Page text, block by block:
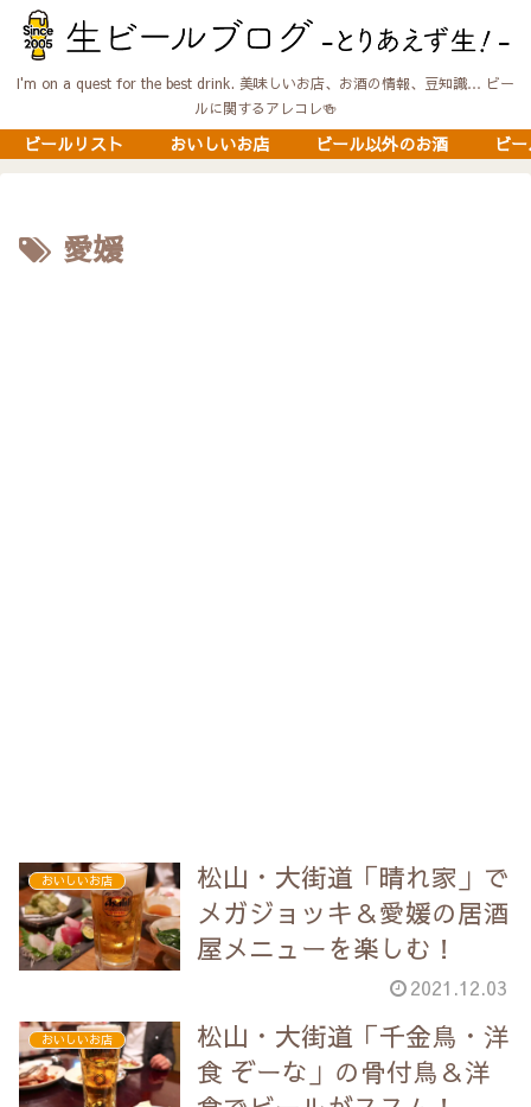
I'm on a quest for the best drink. 美味しいお店、お酒の情報、豆知識… ビー
ルに関するアレコレ🍻
ビールリスト おいしいお店 ビール以外のお酒 ビ
愛媛
おいしいお店
松山・大街道「晴れ家」で
メガジョッキ＆愛媛の居酒
屋メニューを楽しむ！
2021.12.03
おいしいお店
松山・大街道「千金鳥・洋
食 ぞーな」の骨付鳥＆洋